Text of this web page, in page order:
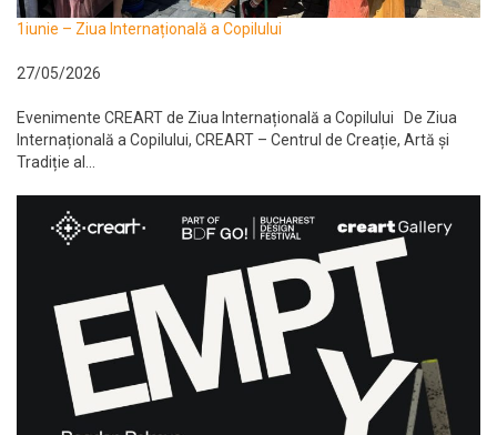
1iunie – Ziua Internațională a Copilului
27/05/2026
Evenimente CREART de Ziua Internațională a Copilului De Ziua
Internațională a Copilului, CREART – Centrul de Creație, Artă și
Tradiție al...